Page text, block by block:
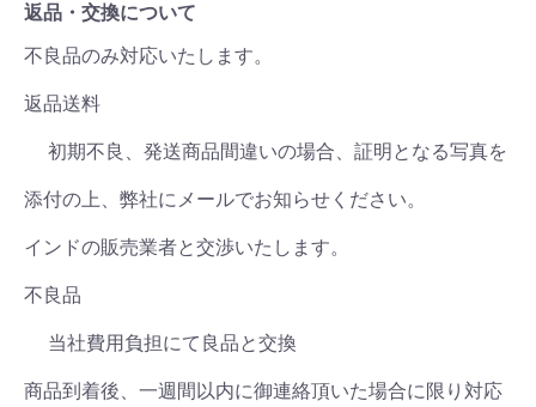
返品・交換について
不良品のみ対応いたします。
返品送料
初期不良、発送商品間違いの場合、証明となる写真を
添付の上、弊社にメールでお知らせください。
インドの販売業者と交渉いたします。
不良品
当社費用負担にて良品と交換
商品到着後、一週間以内に御連絡頂いた場合に限り対応